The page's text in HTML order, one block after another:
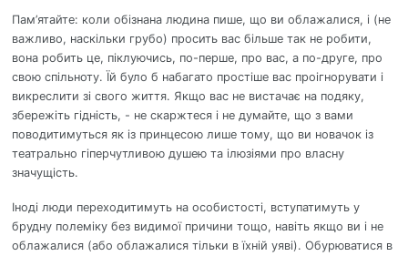
Пам’ятайте: коли обізнана людина пише, що ви облажалися, і (не
важливо, наскільки грубо) просить вас більше так не робити,
вона робить це, піклуючись, по-перше, про вас, а по-друге, про
свою спільноту. Їй було б набагато простіше вас проігнорувати і
викреслити зі свого життя. Якщо вас не вистачає на подяку,
збережіть гідність, - не скаржтеся і не думайте, що з вами
поводитимуться як із принцесою лише тому, що ви новачок із
театрально гіперчутливою душею та ілюзіями про власну
значущість.
Іноді люди переходитимуть на особистості, вступатимуть у
брудну полеміку без видимої причини тощо, навіть якщо ви і не
облажалися (або облажалися тільки в їхній уяві). Обурюватися в